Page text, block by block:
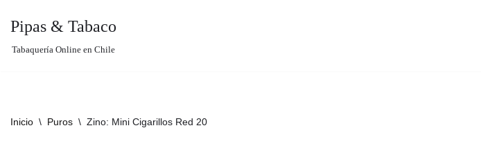
Saltar
Pipas & Tabaco
Tabaquería Online en Chile
Inicio \ Puros \ Zino: Mini Cigarillos Red 20